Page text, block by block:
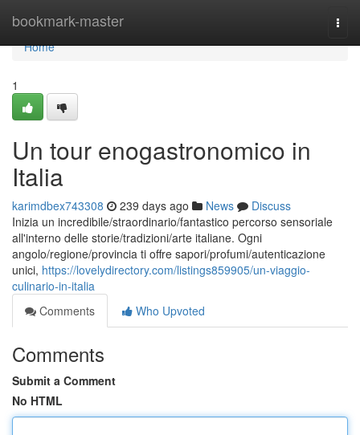
bookmark-master
Home
Home
1
Un tour enogastronomico in
Italia
karimdbex743308 239 days ago News
Discuss
Inizia un incredibile/straordinario/fantastico percorso sensoriale
all'interno delle storie/tradizioni/arte italiane. Ogni
angolo/regione/provincia ti offre sapori/profumi/autenticazione
unici, https://lovelydirectory.com/listings859905/un-viaggio-
culinario-in-italia
Comments
Who Upvoted
Comments
Submit a Comment
No HTML